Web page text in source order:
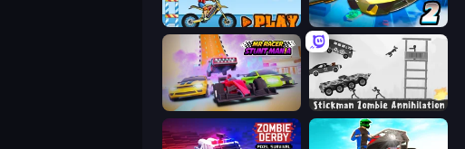
Moto X3M 5: Pool Party Ultimate Flying Car 2
MR RACER Stunt Mania Stickman Zombie Annihilation